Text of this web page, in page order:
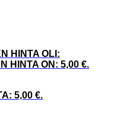
HINTA OLI:
HINTA ON: 5,00 €.
5,00 €.